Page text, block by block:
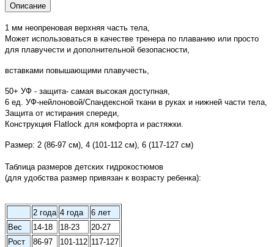
Описание
1 мм неопреновая верхняя часть тела,
Может использоваться в качестве тренера по плаванию или просто
для плавучести и дополнительной безопасности,
вставками повышающими плавучесть,
50+ УФ - защита- самая высокая доступная,
6 ед. УФ-нейлоновой/Спандексной ткани в руках и нижней части тела,
Защита от истирания спереди,
Конструкция Flatlock для комфорта и растяжки.
Размер: 2 (86-97 см), 4 (101-112 см), 6 (117-127 см)
Таблица размеров детских гидрокостюмов
(для удобства размер привязан к возрасту ребенка):
2 года 4 года
6 лет
Вес
14-18 18-23
20-27
Рост
86-97 101-112 117-127